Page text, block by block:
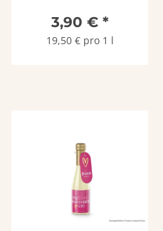
3,90 € *
19,50 € pro 1 l